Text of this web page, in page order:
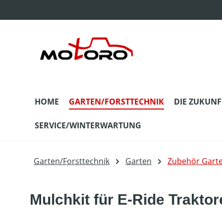
HOME GARTEN/FORSTTECHNIK DIE
SERVICE/WINTERWARTUNG
Garten/Forsttechnik Garten Zubehör
Mulchkit für E-Ride